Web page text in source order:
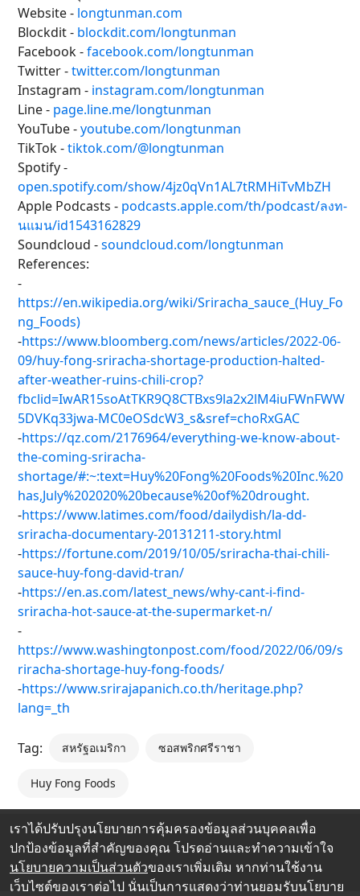
Website - longtunman.com
Blockdit - blockdit.com/longtunman
Facebook -facebook.com/longtunman
Twitter -twitter.com/longtunman
Instagram - instagram.com/longtunman
Line - page.line.me/longtunman
YouTube -youtube.com/longtunman
TikTok -tiktok.com/@longtunman
Spotify -
open.spotify.com/show/4jz0qVn1AL7tRMHiTvMbZH
Apple Podcasts - podcasts.apple.com/th/podcast/ลงท-
นแมน/id1543162829
Soundcloud -soundcloud.com/longtunman
References:
-
https://en.wikipedia.org/wiki/Sriracha_sauce_(Huy_Fo
ng_Foods)
-https://www.bloomberg.com/news/articles/2022-06-
09/huy-fong-sriracha-shortage-production-halted-
after-weather-ruins-chili-crop?
fbclid=IwAR15soAtTKR9Q8CTBxs9la2x2lM4iuFWnFWW
5DVKq33jwa-MC0eOSdcW3_s&sref=choRxGAC
-https://qz.com/2176964/everything-we-know-about-
the-coming-sriracha-
shortage/#:~:text=Huy%20Fong%20Foods%20Inc.%20
has,July%202020%20because%20of%20drought.
-https://www.latimes.com/food/dailydish/la-dd-
sriracha-documentary-20131211-story.html
-https://fortune.com/2019/10/05/sriracha-thai-chili-
sauce-huy-fong-david-tran/
-https://en.as.com/latest_news/why-cant-i-find-
sriracha-hot-sauce-at-the-supermarket-n/
-
https://www.washingtonpost.com/food/2022/06/09/s
riracha-shortage-huy-fong-foods/
-https://www.srirajapanich.co.th/heritage.php?
lang=_th
Tag: สหรัฐอเมริกา ซอสพริกศรีราชา
Huy Fong Foods
เราได้ปรับปรุงนโยบายการคุ้มครองข้อมูลส่วนบุคคลเพื่อ
ปกป้องข้อมูลที่สำคัญของคุณ โปรดอ่านและทำความเข้าใจ
นโยบายความเป็นส่วนตัวของเราเพิ่มเติม หากท่านใช้งาน
เว็บไซต์ของเราต่อไป นั่นเป็นการแสดงว่าท่านยอมรับนโยบาย